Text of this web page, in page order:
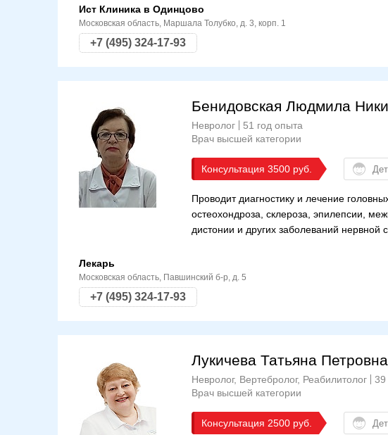
Ист Клиника в Одинцово
Московская область, Маршала Толубко, д. 3, корп. 1
+7 (495) 324-17-93
Бенидовская Людмила
Невролог
51 год опыта
Врач высшей категории
Консультация 3500
Проводит диагностику и лечение
остеохондроза, склероза, эпилепсии,
дистонии и других заболеваний нервной
Лекарь
Московская область, Павшинский б-р, д. 5
+7 (495) 324-17-93
Лукичева Татьяна Петровна
Невролог, Вертебролог, Реабилитолог
39
Врач высшей категории
Консультация 2500